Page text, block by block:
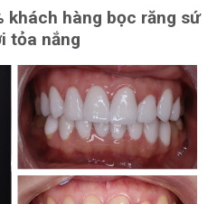
khách hàng bọc răng sứ
tỏa nắng